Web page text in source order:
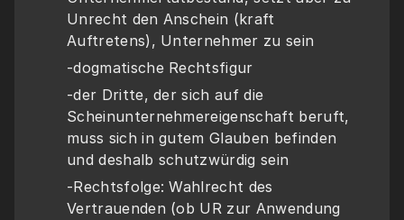
Unrecht den Anschein (kraft
Auftretens), Unternehmer zu sein
-dogmatische Rechtsfigur
-der Dritte, der sich auf die
Scheinunternehmereigenschaft beruft,
muss sich in gutem Glauben befinden
und deshalb schutzwürdig sein
-Rechtsfolge: Wahlrecht des
Vertrauenden (ob UR zur Anwendung